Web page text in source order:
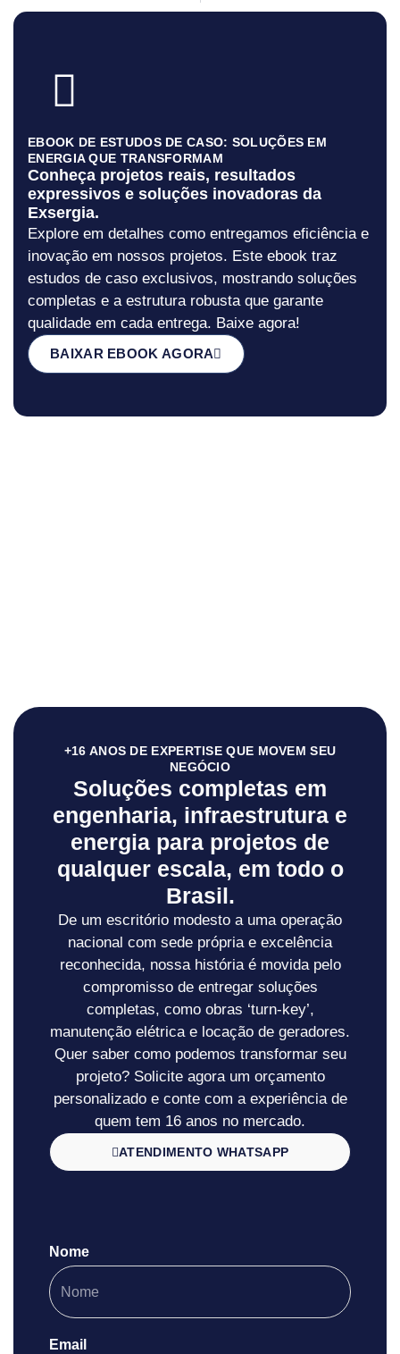
EBOOK DE ESTUDOS DE CASO: SOLUÇÕES EM
ENERGIA QUE TRANSFORMAM
Conheça projetos reais, resultados
expressivos e soluções inovadoras da
Exsergia.
Explore em detalhes como entregamos eficiência e
inovação em nossos projetos. Este ebook traz
estudos de caso exclusivos, mostrando soluções
completas e a estrutura robusta que garante
qualidade em cada entrega. Baixe agora!
BAIXAR EBOOK AGORA
+16 ANOS DE EXPERTISE QUE MOVEM SEU
NEGÓCIO
Soluções completas em
engenharia, infraestrutura e
energia para projetos de
qualquer escala, em todo o
Brasil.
De um escritório modesto a uma operação
nacional com sede própria e excelência
reconhecida, nossa história é movida pelo
compromisso de entregar soluções
completas, como obras ‘turn-key’,
manutenção elétrica e locação de geradores.
Quer saber como podemos transformar seu
projeto? Solicite agora um orçamento
personalizado e conte com a experiência de
quem tem 16 anos no mercado.
ATENDIMENTO WHATSAPP
Nome
Email